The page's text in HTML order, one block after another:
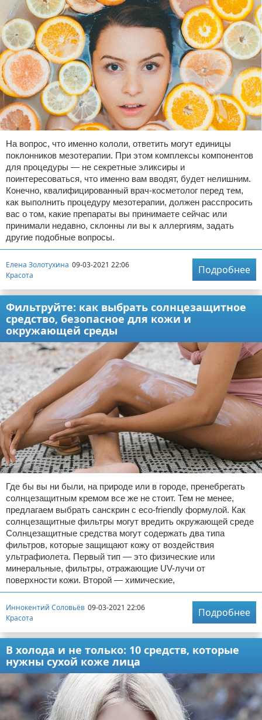
На вопрос, что именно кололи, ответить могут единицы
поклонников мезотерапии. При этом комплексы компонентов
для процедуры — не секретные эликсиры и
поинтересоваться, что именно вам вводят, будет нелишним.
Конечно, квалифицированный врач-косметолог перед тем,
как выполнить процедуру мезотерапии, должен расспросить
вас о том, какие препараты вы принимаете сейчас или
принимали недавно, склонны ли вы к аллергиям, задать
другие подобные вопросы.
Елена Золотухина 09-03-2021 22:06
Красота
Подробнее
Фильтруйте: как выбрать солнцезащитное
средство, безопасное для кожи и
окружающей среды
Где бы вы ни были, на природе или в городе, пренебрегать
солнцезащитным кремом все же не стоит. Тем не менее,
предлагаем выбрать санскрин с eco-friendly формулой. Как
солнцезащитные фильтры могут вредить окружающей среде
Солнцезащитные средства могут содержать два типа
фильтров, которые защищают кожу от воздействия
ультрафиолета. Первый тип — это физические или
минеральные, фильтры, отражающие UV-лучи от
поверхности кожи. Второй — химические,
Иннокентий Соловьёв 09-03-2021 22:06
Красота
Подробнее
В холода и не только: 10 средств, которые
нужны сухой коже лица